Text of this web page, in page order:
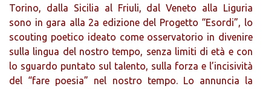
Torino, dalla Sicilia al Friuli, dal Veneto alla Liguria
sono in gara alla 2a edizione del Progetto “Esordi”, lo
scouting poetico ideato come osservatorio in divenire
sulla lingua del nostro tempo, senza limiti di età e con
lo sguardo puntato sul talento, sulla forza e l’incisività
del “fare poesia” nel nostro tempo. Lo annuncia la